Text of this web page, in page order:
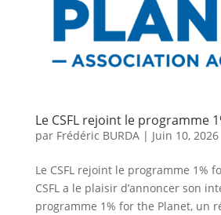
Le CSFL rejoint le programme
par Frédéric BURDA| Juin 10, 2026
Le CSFL rejoint le programme 1%
CSFL a le plaisir d’annoncer son
programme 1% for the Planet, un